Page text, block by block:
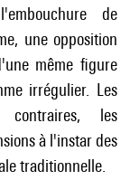
de
une opposition
même figure
irrégulier. Les
les
à l'instar des
traditionnelle.